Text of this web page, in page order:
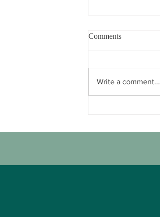
Comments
Write a comment...